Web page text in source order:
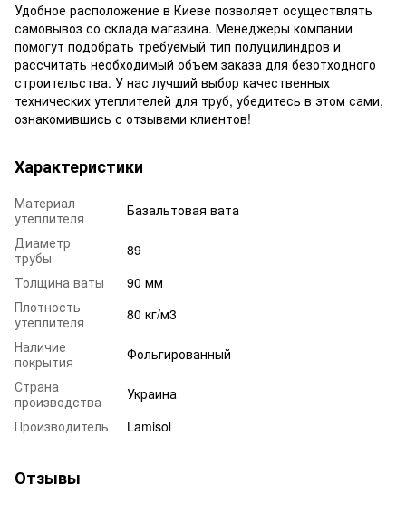
Удобное расположение в Киеве позволяет осуществлять
самовывоз со склада магазина. Менеджеры компании
помогут подобрать требуемый тип полуцилиндров и
рассчитать необходимый объем заказа для безотходного
строительства. У нас лучший выбор качественных
технических утеплителей для труб, убедитесь в этом сами,
ознакомившись с отзывами клиентов!
Характеристики
Материал
утеплителя
Базальтовая вата
Диаметр
трубы
89
Толщина ваты
90 мм
Плотность
утеплителя
80 кг/м3
Наличие
покрытия
Фольгированный
Страна
производства
Украина
Производитель
Lamisol
Отзывы